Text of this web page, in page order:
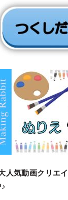
人気動画クリエ